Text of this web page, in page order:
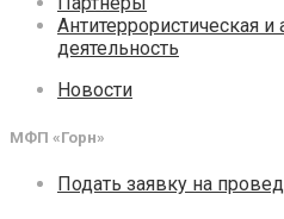
Антитеррористическая и
деятельность
Новости
МФП «Горн»
Подать заявку на